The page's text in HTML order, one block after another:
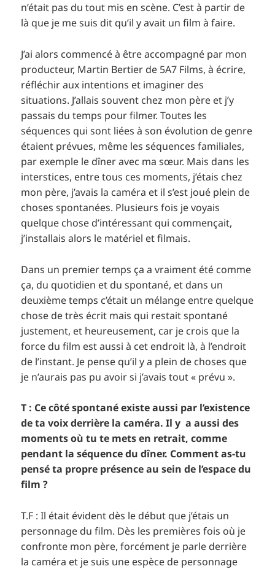
n’était pas du tout mis en scène. C’est à partir de
là que je me suis dit qu’il y avait un film à faire.
J’ai alors commencé à être accompagné par mon
producteur, Martin Bertier de 5A7 Films, à écrire,
réfléchir aux intentions et imaginer des
situations. J’allais souvent chez mon père et j’y
passais du temps pour filmer. Toutes les
séquences qui sont liées à son évolution de genre
étaient prévues, même les séquences familiales,
par exemple le dîner avec ma sœur. Mais dans les
interstices, entre tous ces moments, j’étais chez
mon père, j’avais la caméra et il s’est joué plein de
choses spontanées. Plusieurs fois je voyais
quelque chose d’intéressant qui commençait,
j’installais alors le matériel et filmais.
Dans un premier temps ça a vraiment été comme
ça, du quotidien et du spontané, et dans un
deuxième temps c’était un mélange entre quelque
chose de très écrit mais qui restait spontané
justement, et heureusement, car je crois que la
force du film est aussi à cet endroit là, à l’endroit
de l’instant. Je pense qu’il y a plein de choses que
je n’aurais pas pu avoir si j’avais tout « prévu ».
T : Ce côté spontané existe aussi par l’existence
de ta voix derrière la caméra. Il y a aussi des
moments où tu te mets en retrait, comme
pendant la séquence du dîner. Comment as-tu
pensé ta propre présence au sein de l’espace du
film ?
T.F : Il était évident dès le début que j’étais un
personnage du film. Dès les premières fois où je
confronte mon père, forcément je parle derrière
la caméra et je suis une espèce de personnage